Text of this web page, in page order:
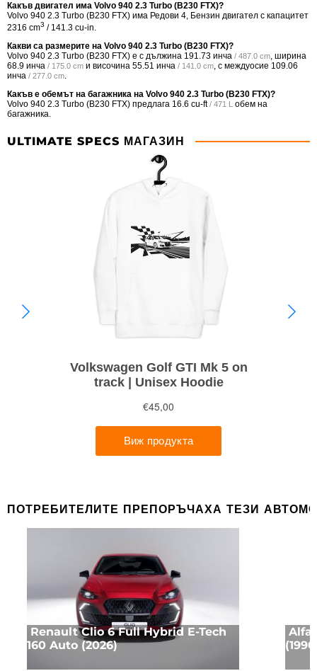
Какъв двигател има Volvo 940 2.3 Turbo (B230 FTX)?
Volvo 940 2.3 Turbo (B230 FTX) има Редови 4, Бензин двигател с капацитет
2316 cm3 / 141.3 cu-in.
Какви са размерите на Volvo 940 2.3 Turbo (B230 FTX)?
Volvo 940 2.3 Turbo (B230 FTX) е с дължина 191.73 инча / 487.0 cm, ширина
68.9 инча / 175.0 cm и височина 55.51 инча / 141.0 cm, с междуосие 109.06
инча / 277.0 cm.
Какъв е обемът на багажника на Volvo 940 2.3 Turbo (B230 FTX)?
Volvo 940 2.3 Turbo (B230 FTX) предлага 16.6 cu-ft / 471 L обем на
багажника.
ULTIMATE SPECS МАГАЗИН
ПОТРЕБИТЕЛИТЕ ПРЕПОРЪЧАХА ТЕЗИ
Renault Clio 6 Full Hybrid E-Tech
160 Auto (2026)
Alfa